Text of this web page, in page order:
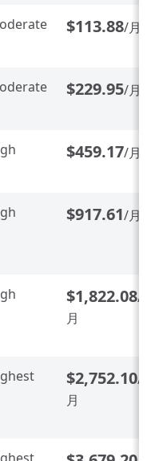
$113.88/月
$229.95/月
$459.17/月
$917.61/月
$1,822.08/
月
$2,752.10/
月